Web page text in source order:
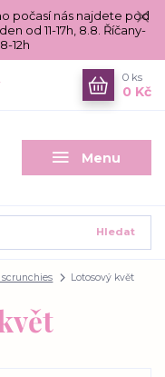
počasí nás najdete pod
od 11-17h, 8.8. Říčany-
12h
Menu
Hledat
0 ks
0 Kč
scrunchies Lotosový květ